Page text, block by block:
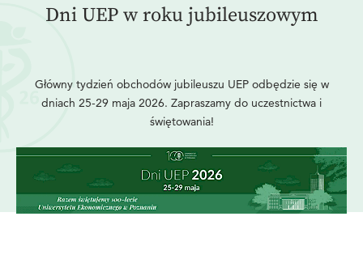
Dni UEP w roku jubileuszowym
Główny tydzień obchodów jubileuszu UEP odbędzie się w
dniach 25-29 maja 2026. Zapraszamy do uczestnictwa i
świętowania!